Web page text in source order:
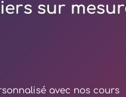
sur
avec nos cours